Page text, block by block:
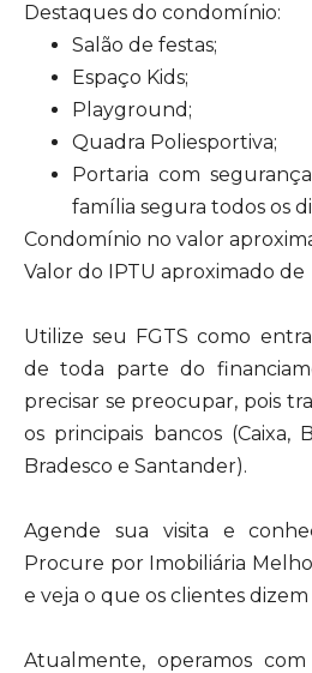
Destaques do condomínio:
Salão de festas;
Espaço Kids;
Playground;
Quadra Poliesportiva;
Portaria com
família segura todos os
Condomínio no valor
Valor do IPTU aproximado de
Utilize seu FGTS como
de toda parte do
precisar se preocupar, pois
os principais bancos (Caixa,
Bradesco e Santander).
Agende sua visita e
Procure por Imobiliária
e veja o que os clientes dizem
Atualmente, operamos